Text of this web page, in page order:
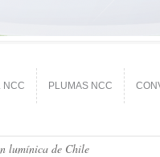
NCC PLUMAS NCC
lumínica de Chile